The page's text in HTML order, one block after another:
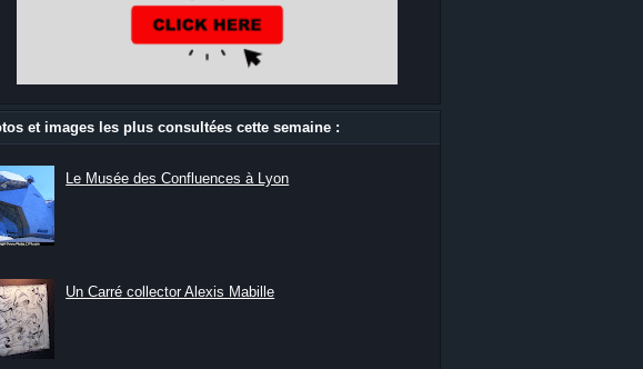
et images les plus consultées cette semaine :
Le Musée des Confluences à Lyon
Un Carré collector Alexis Mabille